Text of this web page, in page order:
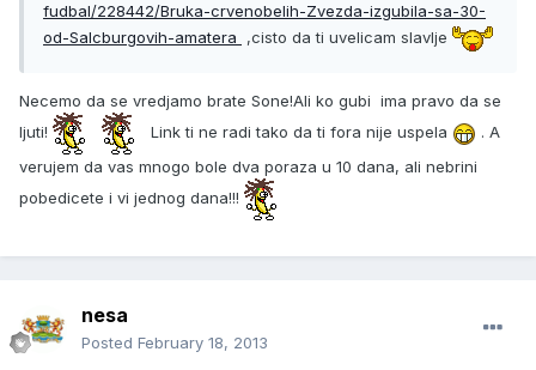
fudbal/228442/Bruka-crvenobelih-Zvezda-izgubila-sa-30-
od-Salcburgovih-amatera
,cisto da ti uvelicam slavlje
Necemo da se vredjamo brate Sone!Ali ko gubi ima pravo da se
ljuti!
Link ti ne radi tako da ti fora nije uspela
. A
verujem da vas mnogo bole dva poraza u 10 dana, ali nebrini
pobedicete i vi jednog dana!!!
nesa
Posted February 18, 2013